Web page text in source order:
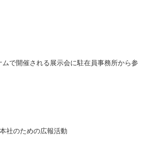
で開催される展示会に駐在員事務所から参
社のための広報活動